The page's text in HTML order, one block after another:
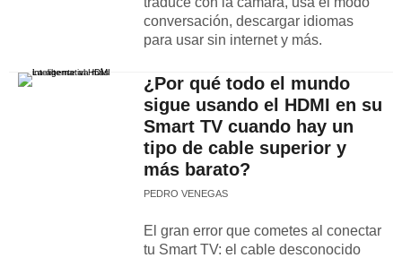
conversación, descargar idiomas
para usar sin internet y más.
¿Por qué todo el mundo
sigue usando el HDMI en su
Smart TV cuando hay un
tipo de cable superior y
más barato?
PEDRO VENEGAS
El gran error que cometes al conectar
tu Smart TV: el cable desconocido